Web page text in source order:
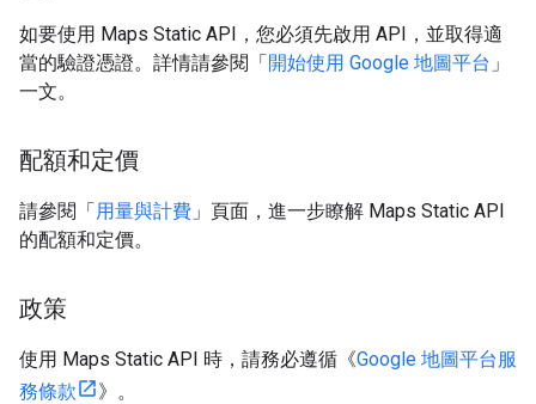
如要使用 Maps Static API，您必須先啟用 API，並取得適
當的驗證憑證。詳情請參閱「開始使用 Google 地圖平台 」
一文。
配額和定價
請參閱「用量與計費 」頁面，進一步瞭解 Maps Static API
的配額和定價。
政策
使用 Maps Static API 時，請務必遵循《Google 地圖平台服
務條款
》。